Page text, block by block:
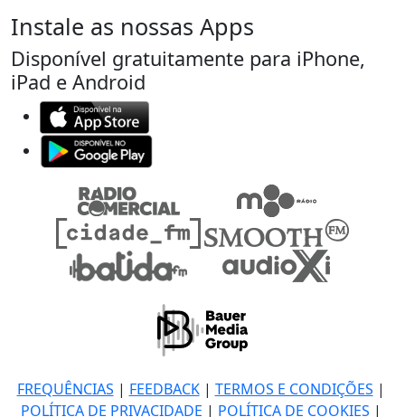
Instale as nossas Apps
Disponível gratuitamente para iPhone,
iPad e Android
FREQUÊNCIAS | FEEDBACK| TERMOS E CONDIÇÕES |
POLÍTICA DE PRIVACIDADE | POLÍTICA DE COOKIES |